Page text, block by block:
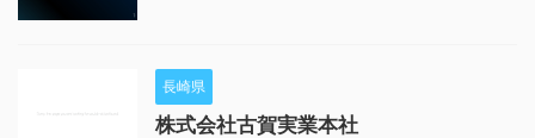
長崎県
株式会社古賀実業本社